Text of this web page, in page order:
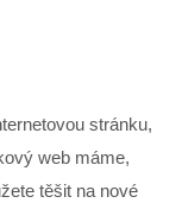
stránku,
web máme,
těšit na nové